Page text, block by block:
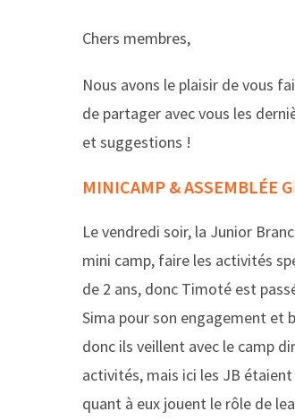
Chers membres,
Nous avons le plaisir de vous
de partager avec vous les
et suggestions !
MINICAMP & ASSEMBLÉE
Le vendredi soir, la Junior
mini camp, faire les activités
de 2 ans, donc Timoté est
Sima pour son engagement et
donc ils veillent avec le camp
activités, mais ici les JB
quant à eux jouent le rôle de